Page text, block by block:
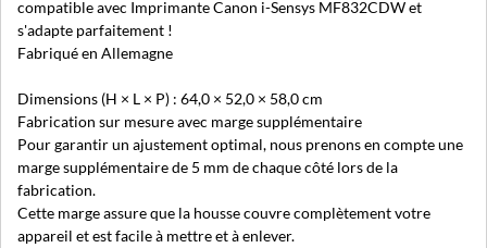
compatible avec Imprimante Canon i-Sensys MF832CDW et
s'adapte parfaitement !
Fabriqué en Allemagne
Dimensions (H × L × P) : 64,0 × 52,0 × 58,0 cm
Fabrication sur mesure avec marge supplémentaire
Pour garantir un ajustement optimal, nous prenons en compte une
marge supplémentaire de 5 mm de chaque côté lors de la
fabrication.
Cette marge assure que la housse couvre complètement votre
appareil et est facile à mettre et à enlever.